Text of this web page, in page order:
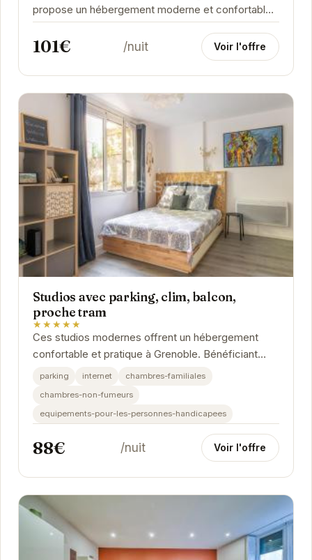
propose un hébergement moderne et confortable.
Idéal pour les voyageurs d'affaires et les...
101€ /nuit Voir l'offre
Studios avec parking, clim, balcon,
proche tram
★★★★★
Ces studios modernes offrent un hébergement
confortable et pratique à Grenoble. Bénéficiant
d'un emplacement privilégié près du tram, ils...
parking internet
chambres-familiales
chambres-non-fumeurs
equipements-pour-les-personnes-handicapees
88€ /nuit Voir l'offre